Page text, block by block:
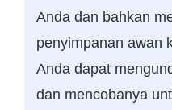
Anda dan bahkan
penyimpanan awan
Anda dapat
dan mencobanya